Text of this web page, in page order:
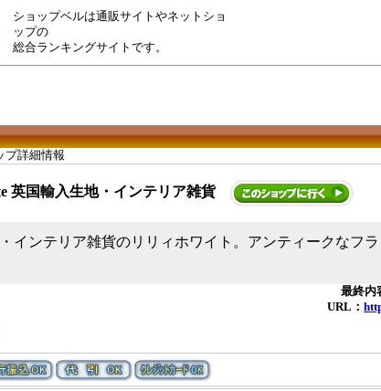
ショップベルは通販サイトやネットショ
ップの
総合ランキングサイトです。
プ詳細情報
英国輸入生地・インテリア雑貨
インテリア雑貨のリリィホワイト。アンティークなフ
最終内
URL：